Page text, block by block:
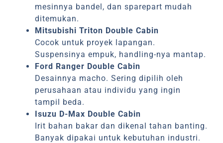
mesinnya bandel, dan sparepart mudah
ditemukan.
Mitsubishi Triton Double Cabin
Cocok untuk proyek lapangan.
Suspensinya empuk, handling-nya mantap.
Ford Ranger Double Cabin
Desainnya macho. Sering dipilih oleh
perusahaan atau individu yang ingin
tampil beda.
Isuzu D-Max Double Cabin
Irit bahan bakar dan dikenal tahan banting.
Banyak dipakai untuk kebutuhan industri.